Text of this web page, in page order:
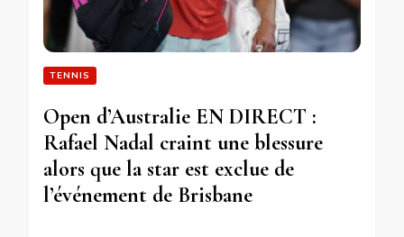
TENNIS
Open d’Australie EN DIRECT :
Rafael Nadal craint une blessure
alors que la star est exclue de
l’événement de Brisbane